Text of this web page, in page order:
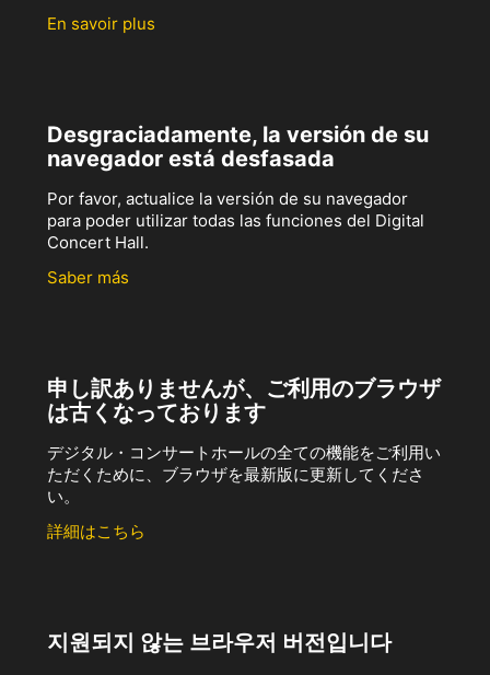
En savoir plus
Desgraciadamente, la versión de su
navegador está desfasada
Por favor, actualice la versión de su navegador
para poder utilizar todas las funciones del Digital
Concert Hall.
Saber más
申し訳ありませんが、ご利用のブラウザ
は古くなっております
デジタル・コンサートホールの全ての機能をご利用い
ただくために、ブラウザを最新版に更新してくださ
い。
詳細はこちら
지원되지 않는 브라우저 버전입니다